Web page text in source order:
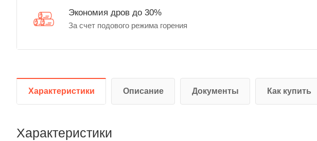
Экономия дров до 30%
За счет подового режима горения
Характеристики Описание Документы Как купить
Характеристики